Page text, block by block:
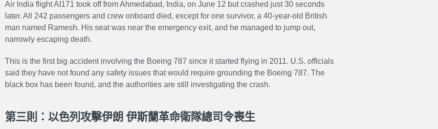
Air India flight AI171 took off from Ahmedabad, India, on June 12 but crashed just 30 seconds
later. All 242 passengers and crew onboard died, except for one survivor, a 40-year-old British
man named Ramesh. His seat was near the emergency exit, and he managed to jump out,
narrowly escaping death.
This is the first big accident involving the Boeing 787 since it started flying in 2011. U.S. officials
said they have not found any safety issues that would require grounding the Boeing 787. The
black box has been found, and the authorities are still investigating the crash.
第三則：以色列攻擊伊朗 伊斯蘭革命衛隊總司令喪生